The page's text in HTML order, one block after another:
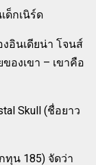
ด็กเนิร์ด
อินเดียน่า โจนส์
องเขา – เขาคือ
Skull (ชื่อยาว
ทุน 185) จัดว่า